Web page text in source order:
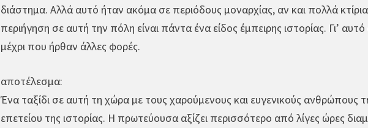
διάστημα. Αλλά αυτό ήταν ακόμα σε περιόδους μοναρχίας, αν και πολλά
περιήγηση σε αυτή την πόλη είναι πάντα ένα είδος έμπειρης ιστορίας. Γι’
μέχρι που ήρθαν άλλες φορές.
αποτέλεσμα:
Ένα ταξίδι σε αυτή τη χώρα με τους χαρούμενους και ευγενικούς ανθρώπους
επετείου της ιστορίας. Η πρωτεύουσα αξίζει περισσότερο από λίγες ώρες